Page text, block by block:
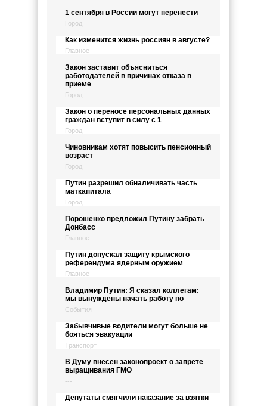
1 сентября в России могут перенести
Город
Как изменится жизнь россиян в августе?
Главное
Закон заставит объясниться
работодателей в причинах отказа в
приеме
Город
Закон о переносе персональных данных
граждан вступит в силу с 1
Город
Чиновникам хотят повысить пенсионный
возраст
Город
Путин разрешил обналичивать часть
маткапитала
Город
Порошенко предложил Путину забрать
Донбасс
Главное
Путин допускал защиту крымского
референдума ядерным оружием
Главное
Владимир Путин: Я сказал коллегам:
мы вынуждены начать работу по
События
Забывчивые водители могут больше не
бояться эвакуации
Транспорт
В Думу внесён законопроект о запрете
выращивания ГМО
---
Депутаты смягчили наказание за взятки